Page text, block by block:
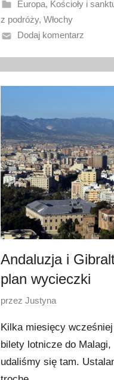
o
4
n
i
a
2
0
1
7
Europa, Kościoły i
z podróży,Włochy
Dodaj komentarz
Andaluzja i
plan wycieczki
O
u
b
l
przezJustyna
Kilka miesięcy
bilety lotnicze do
udaliśmy się tam.